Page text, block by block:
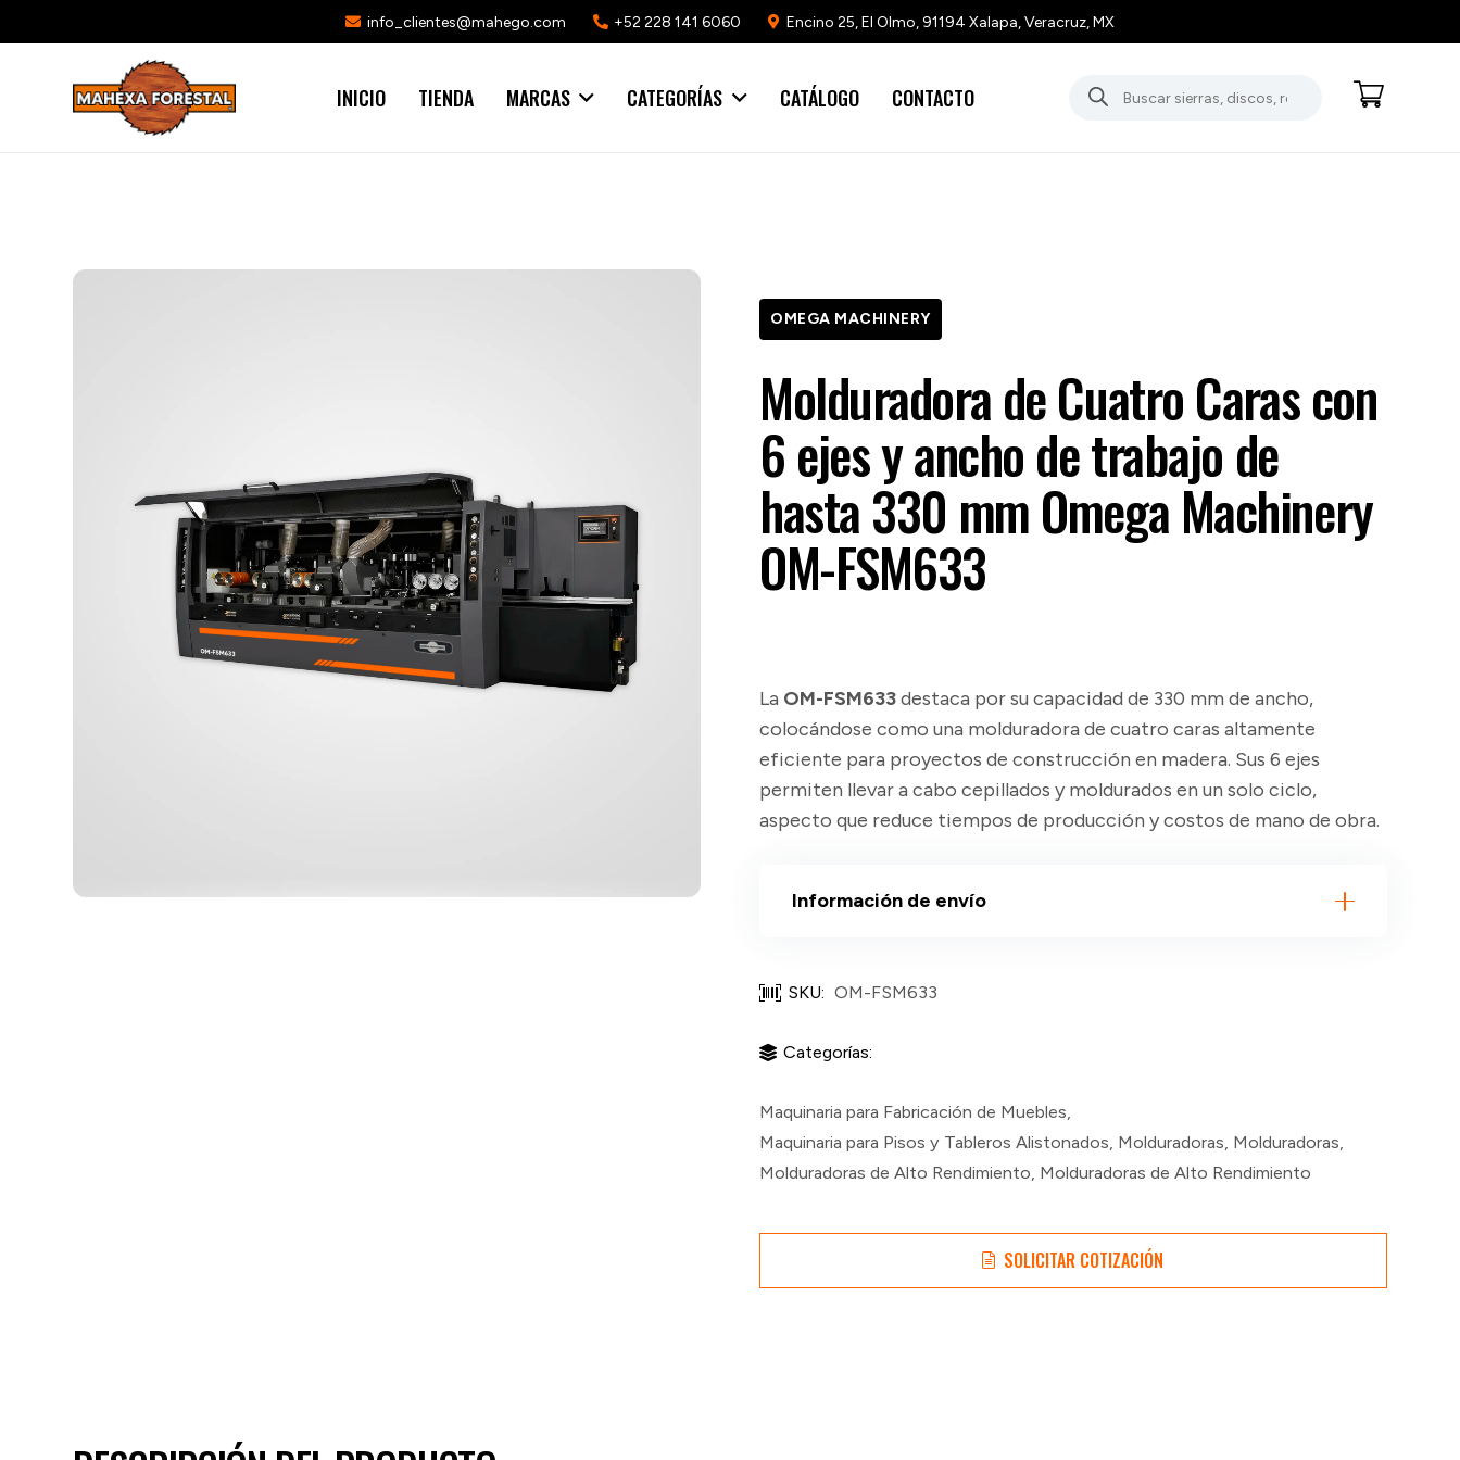
info_clientes@mahego.com +52 228 141 6060 Encino 25, El Olmo, 91194 Xalapa, Veracruz, MX
INICIO TIENDA MARCAS CATEGORÍAS CATÁLOGO CONTACTO
Búsqueda
de
OMEGA MACHINERY
Molduradora de Cuatro Caras con
6 ejes y ancho de trabajo de
hasta 330 mm Omega Machinery
OM-FSM633
La OM-FSM633destaca por su capacidad de 330 mm de ancho,
colocándose como una molduradora de cuatro caras altamente
eficiente para proyectos de construcción en madera. Sus 6 ejes
permiten llevar a cabo cepillados y moldurados en un solo ciclo,
aspecto que reduce tiempos de producción y costos de mano de obra.
Información de envío
SKU: OM-FSM633
Categorías:
Maquinaria para Fabricación de Muebles,
Maquinaria para Pisos y Tableros Alistonados, Molduradoras, Molduradoras,
Molduradoras de Alto Rendimiento, Molduradoras de Alto Rendimiento
SOLICITAR COTIZACIÓN